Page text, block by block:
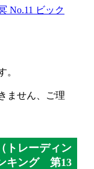
No.11 ビック
。
ません、ご理
トレーディン
キング 第13